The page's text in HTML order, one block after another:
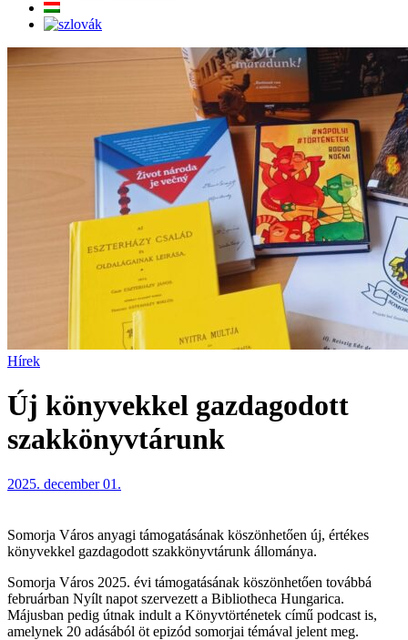
Hírek
Új könyvekkel gazdagodott
szakkönyvtárunk
2025. december 01.
Somorja Város anyagi támogatásának köszönhetően új, értékes
könyvekkel gazdagodott szakkönyvtárunk állománya.
Somorja Város 2025. évi támogatásának köszönhetően továbbá
februárban Nyílt napot szervezett a Bibliotheca Hungarica.
Májusban pedig útnak indult a Könyvtörténetek című podcast is,
amelynek 20 adásából öt epizód somorjai témával jelent meg.